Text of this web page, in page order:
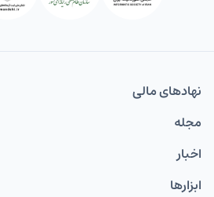
نهاد‌های مالی
مجله
اخبار
ابزارها